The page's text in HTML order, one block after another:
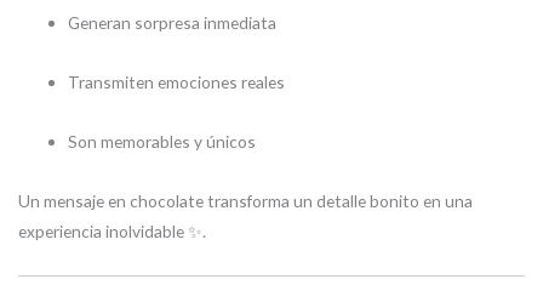
Generan sorpresa inmediata
Transmiten emociones reales
Son memorables y únicos
Un mensaje en chocolate transforma un detalle bonito en una
experiencia inolvidable ✨.